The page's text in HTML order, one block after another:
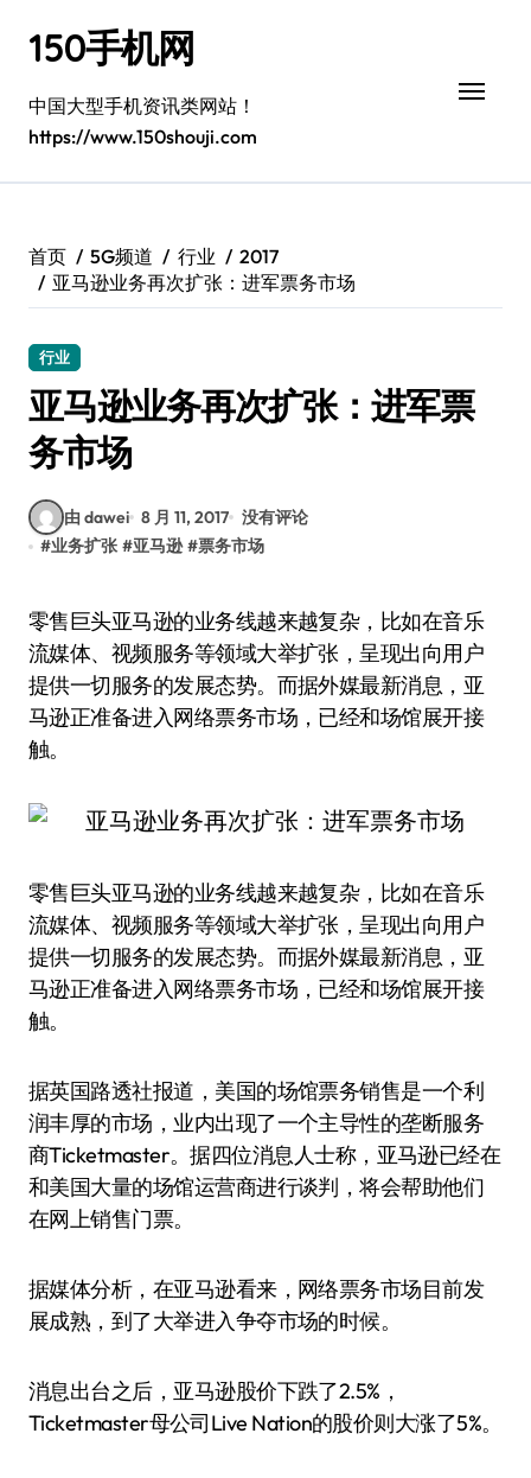
150手机网
中国大型手机资讯类网站！
https://www.150shouji.com
首页 5G频道 行业
2017
亚马逊业务再次扩张：进军票务市场
行业
亚马逊业务再次扩张：进军票
务市场
由 dawei 8 月 11, 2017 没有评论
#业务扩张 #亚马逊 #票务市场
零售巨头亚马逊的业务线越来越复杂，比如在音乐
流媒体、视频服务等领域大举扩张，呈现出向用户
提供一切服务的发展态势。而据外媒最新消息，亚
马逊正准备进入网络票务市场，已经和场馆展开接
触。
零售巨头亚马逊的业务线越来越复杂，比如在音乐
流媒体、视频服务等领域大举扩张，呈现出向用户
提供一切服务的发展态势。而据外媒最新消息，亚
马逊正准备进入网络票务市场，已经和场馆展开接
触。
据英国路透社报道，美国的场馆票务销售是一个利
润丰厚的市场，业内出现了一个主导性的垄断服务
商Ticketmaster。据四位消息人士称，亚马逊已经在
和美国大量的场馆运营商进行谈判，将会帮助他们
在网上销售门票。
据媒体分析，在亚马逊看来，网络票务市场目前发
展成熟，到了大举进入争夺市场的时候。
消息出台之后，亚马逊股价下跌了2.5%，
Ticketmaster母公司Live Nation的股价则大涨了5%。